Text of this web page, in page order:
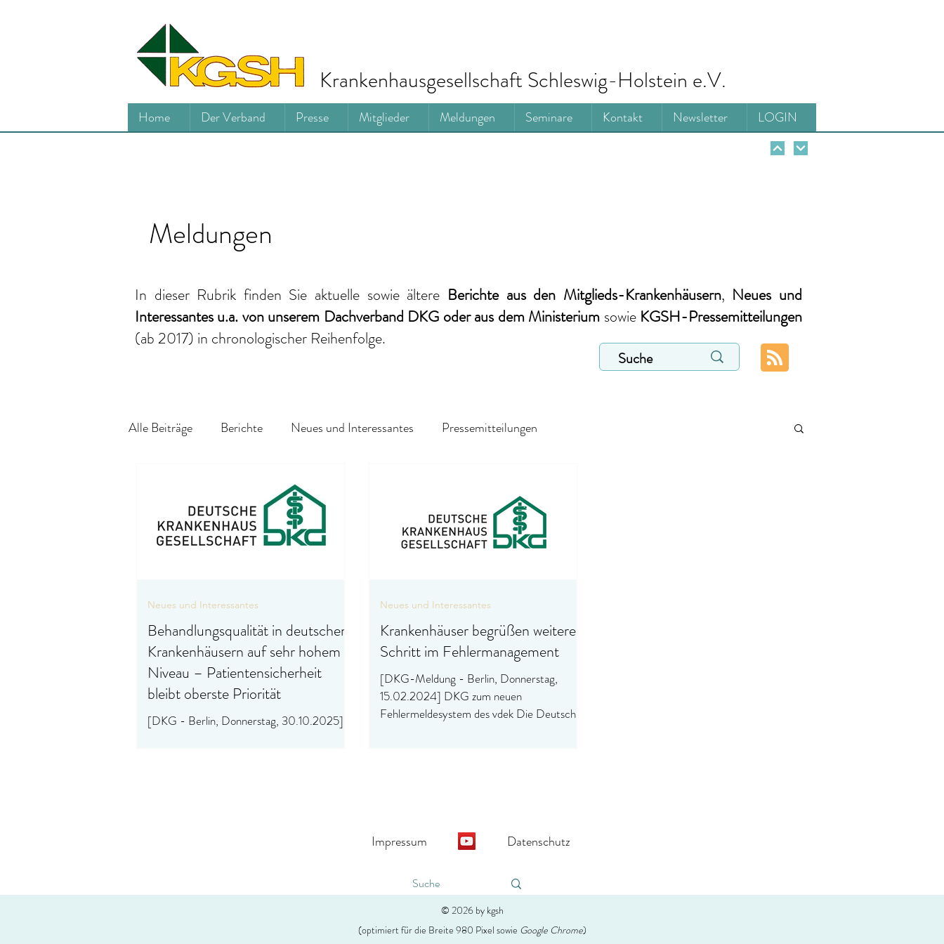
Home Der Verband Presse Mitglieder Meldungen Seminare Kontakt Newsletter LOGIN
Krankenhausgesellschaft Schleswig-Holstein e.V.
In dieser Rubrik finden Sie aktuelle sowie ältere Berichte aus den Mitglieds-Krankenhäusern, Neues und
Interessantesu.a.von unserem Dachverband DKG oder aus dem Ministerium sowie KGSH-Pressemitteilungen
(ab 2017) in chronologischer Reihenfolge.
Meldungen
Alle Beiträge Berichte Neues und Interessantes Pressemitteilungen
Behandlungsqualität in deutschen
Krankenhäusern auf sehr hohem
Niveau – Patientensicherheit
bleibt oberste Priorität
[DKG - Berlin, Donnerstag, 30.10.2025]
gesamten Gesundheitswesen hat sich nach
Neues und Interessantes
Krankenhäuser begrüßen weiteren
Schritt im Fehlermanagement
[DKG-Meldung - Berlin, Donnerstag,
15.02.2024] DKG zum neuen
Fehlermeldesystem des vdek Die Deutsche
Neues und Interessantes
Impressum Datenschutz
© 2026 by kgsh
(optimiert für die Breite 980 Pixel sowie Google Chrome)